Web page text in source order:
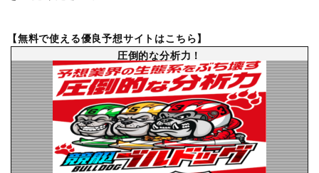
【無料で使える優良予想サイトはこちら】
圧倒的な分析力！